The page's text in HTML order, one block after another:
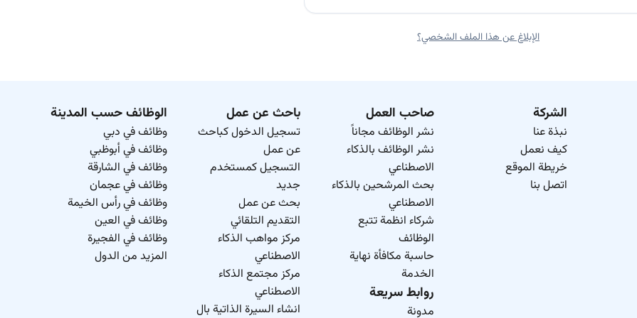
الإبلاغ عن هذا الملف الشخصي؟
الشركة
نبذة عنا
كيف نعمل
خريطة الموقع
اتصل بنا
صاحب العمل
نشر الوظائف مجاناً
نشر الوظائف بالذكاء
الاصطناعي
بحث المرشحين بالذكاء
الاصطناعي
شركاء انظمة تتبع
الوظائف
حاسبة مكافأة نهاية
الخدمة
روابط سريعة
مدونة
باحث عن عمل
تسجيل الدخول كباحث
عن عمل
التسجيل كمستخدم
جديد
بحث عن عمل
التقديم التلقائي
مركز مواهب الذكاء
الاصطناعي
مركز مجتمع الذكاء
الاصطناعي
انشاء السيرة الذاتية بال
الوظائف حسب المدينة
وظائف في دبي
وظائف في أبوظبي
وظائف في الشارقة
وظائف في عجمان
وظائف في رأس الخيمة
وظائف في العين
وظائف في الفجيرة
المزيد من الدول